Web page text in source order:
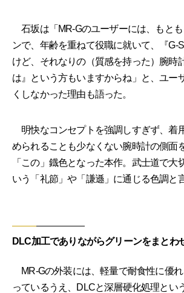
石坂は「MR-Gのユーザーには、もと
ンで、年齢を重ねて役職に就いて、『G-
けど、それなりの（質感を持った）腕時
は』という方もいますからね」と、ユー
くしなかった理由も語った。
明快なコンセプトを強調しすぎず、着
められることも少なくない腕時計の側面
「この」鐡色となった本作。武士道で大
いう「礼節」や「謙遜」に通じる色調と
DLC加工でありながらグリーンをまとわ
MR-Gの外装には、軽量で耐食性に優
っているうえ、DLCと深層硬化処理とい